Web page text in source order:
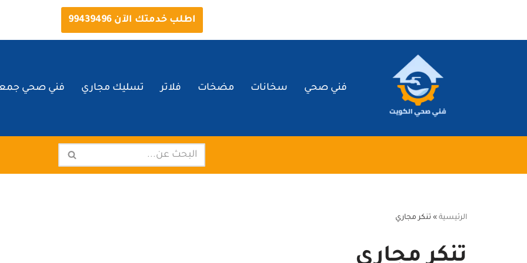
اطلب خدمتك الآن 99439496
فني صحي سخانات مضخات فلاتر تسليك مجاري فني صحي
الرئيسية » تنكر مجاري
تنكر مجاري